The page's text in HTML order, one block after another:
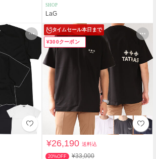
SHOP
LaG
タイムセール本日まで
¥300クーポン
¥26,190送料込
20%OFF ¥33,000